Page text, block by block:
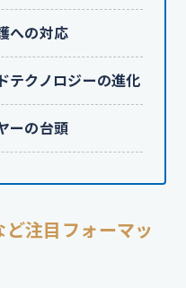
への対応
テクノロジーの進化
ーの台頭
注目フォーマッ